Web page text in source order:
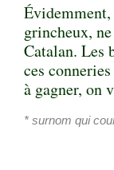
grincheux,
Catalan. Les
ces
à gagner, on
* surnom qui